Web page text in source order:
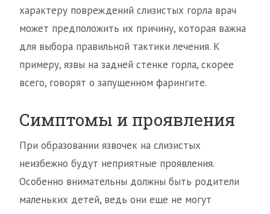
характеру повреждений слизистых горла врач
может предположить их причину, которая важна
для выбора правильной тактики лечения. К
примеру, язвы на задней стенке горла, скорее
всего, говорят о запущенном фарингите.
Симптомы и проявления
При образовании язвочек на слизистых
неизбежно будут неприятные проявления.
Особенно внимательны должны быть родители
маленьких детей, ведь они еще не могут